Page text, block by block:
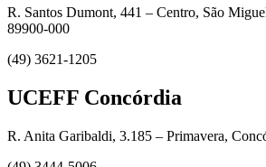
R. Santos Dumont, 441 – Centro, São
89900-000
(49) 3621-1205
UCEFF Concórdia
R. Anita Garibaldi, 3.185 – Primavera,